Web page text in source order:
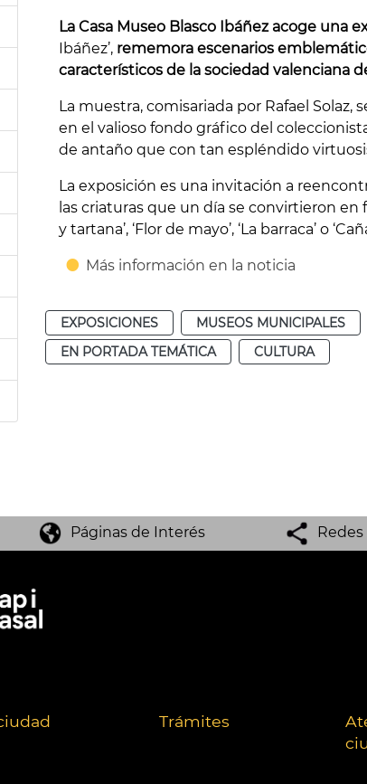
La Casa Museo Blasco Ibáñez acoge una
Ibáñez’, rememora escenarios
característicos de la sociedad valenciana
La muestra, comisariada por Rafael
en el valioso fondo gráfico del
de antaño que con tan espléndido
La exposición es una invitación a
las criaturas que un día se convirtieron
y tartana’, ‘Flor de mayo’, ‘La barraca’ o
Más información en la noticia
EXPOSICIONES MUSEOS MUNICIPALES
EN PORTADA TEMÁTICA
CULTURA
Páginas de Interés Redes
Trámites